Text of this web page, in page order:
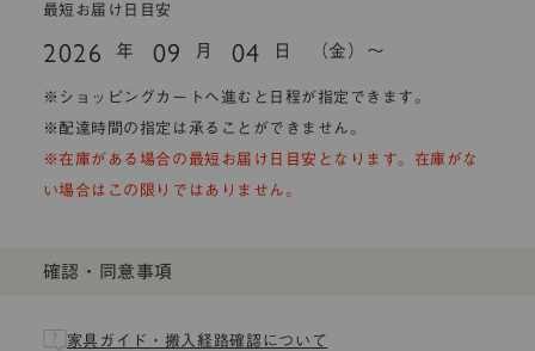
最短お届け日目安
2026 年 09 月 04 日 （金）～
※ショッピングカートへ進むと日程が指定できます。
※配達時間の指定は承ることができません。
※在庫がある場合の最短お届け日目安となります。在庫がな
い場合はこの限りではありません。
確認・同意事項
家具ガイド・搬入経路確認について